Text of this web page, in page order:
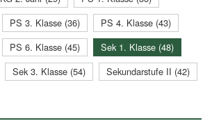
PS 3. Klasse (36)
PS 4. Klasse (43)
PS 6. Klasse (45)
Sek 1. Klasse (48)
Sek 3. Klasse (54) Sekundarstufe II (42)